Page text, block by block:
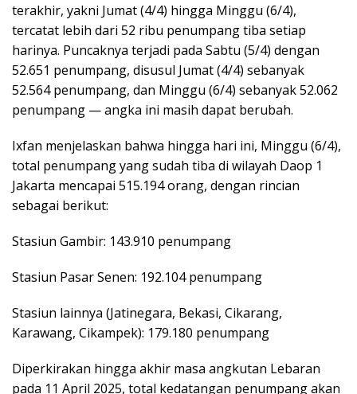
terakhir, yakni Jumat (4/4) hingga Minggu (6/4),
tercatat lebih dari 52 ribu penumpang tiba setiap
harinya. Puncaknya terjadi pada Sabtu (5/4) dengan
52.651 penumpang, disusul Jumat (4/4) sebanyak
52.564 penumpang, dan Minggu (6/4) sebanyak 52.062
penumpang — angka ini masih dapat berubah.
Ixfan menjelaskan bahwa hingga hari ini, Minggu (6/4),
total penumpang yang sudah tiba di wilayah Daop 1
Jakarta mencapai 515.194 orang, dengan rincian
sebagai berikut:
Stasiun Gambir: 143.910 penumpang
Stasiun Pasar Senen: 192.104 penumpang
Stasiun lainnya (Jatinegara, Bekasi, Cikarang,
Karawang, Cikampek): 179.180 penumpang
Diperkirakan hingga akhir masa angkutan Lebaran
pada 11 April 2025, total kedatangan penumpang akan